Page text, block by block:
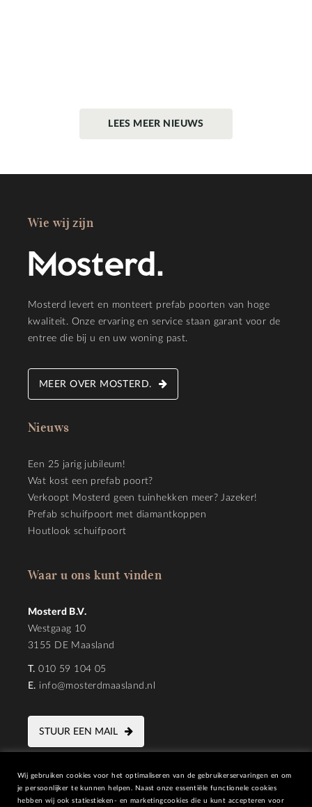
LEES MEER NIEUWS
Wie wij zijn
Mosterd levert en monteert prefab poorten van hoge
kwaliteit. Onze ervaring en service staan garant voor de
entree die bij u en uw woning past.
MEER OVER MOSTERD.
Nieuws
Een 25 jarig jubileum!
Wat kost een prefab poort?
Verkoopt Mosterd geen tuinhekken meer? Jazeker!
Prefab schuifpoort met diamantkoppen
Houtlook schuifpoort
Waar u ons kunt vinden
Mosterd B.V.
Westgaag 10
3155 DE Maasland
T. 010 59 104 05
E. info@mosterdmaasland.nl
STUUR EEN MAIL
Wij gebruiken cookies voor het optimaliseren van de gebruikerservaringen en om
je persoonlijker te kunnen helpen. Naast onze essentiële functionele cookies
hebben wij ook statiestieken- en marketingcookies die u kunt accepteren voor